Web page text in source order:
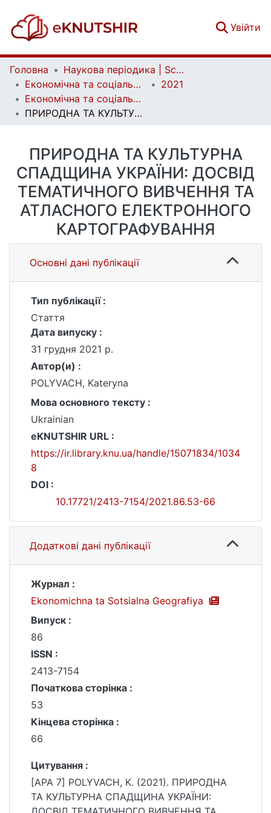
Увійти
Головна
Наукова періодика | Scientific periodicals
Економічна та соціальна географія | Ekonomichna ta Sotsialna Geografiya
2021
Економічна та соціальна географія. Випуск 86
ПРИРОДНА ТА КУЛЬТУРНА СПАДЩИНА УКРАЇНИ: ДОСВІД ТЕМАТИЧНОГО ВИВЧЕННЯ ТА АТЛАСНОГО ЕЛЕКТРОННОГО КАРТОГРАФУВАННЯ
ПРИРОДНА ТА КУЛЬТУРНА
СПАДЩИНА УКРАЇНИ: ДОСВІД
ТЕМАТИЧНОГО ВИВЧЕННЯ ТА
АТЛАСНОГО ЕЛЕКТРОННОГО
КАРТОГРАФУВАННЯ
Основні дані публікації
Тип публікації :
Стаття
Дата випуску :
31 грудня 2021 р.
Автор(и) :
POLYVACH, Kateryna
Мова основного тексту :
Ukrainian
eKNUTSHIR URL :
https://ir.library.knu.ua/handle/15071834/1034
8
DOI :
10.17721/2413-7154/2021.86.53-66
Додаткові дані публікації
Журнал :
Ekonomichna ta Sotsialna Geografiya
Випуск :
86
ISSN :
2413-7154
Початкова сторінка :
53
Кінцева сторінка :
66
Цитування :
[APA 7] POLYVACH, K. (2021). ПРИРОДНА
ТА КУЛЬТУРНА СПАДЩИНА УКРАЇНИ: